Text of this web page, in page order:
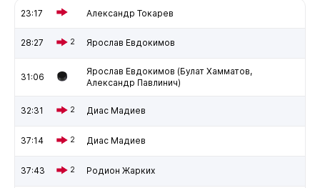
23:17 Александр Токарев
28:27 2 Ярослав Евдокимов
31:06
Ярослав Евдокимов (Булат Хамматов,
Александр Павлинич)
32:31 2 Диас Мадиев
37:14 2 Диас Мадиев
37:43 2 Родион Жарких